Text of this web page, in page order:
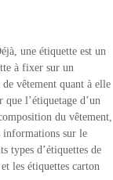
une étiquette est un
à fixer sur un
vêtement quant à elle
l’étiquetage d’un
du vêtement,
informations sur le
types d’étiquettes de
les étiquettes carton